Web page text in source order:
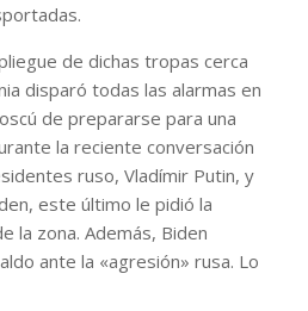
de dichas tropas cerca
disparó todas las alarmas en
de prepararse para una
la reciente conversación
ruso, Vladímir Putin, y
este último le pidió la
la zona. Además, Biden
ante la «agresión» rusa. Lo